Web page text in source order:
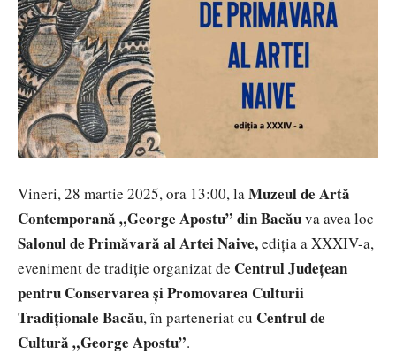
Vineri, 28 martie 2025, ora 13:00, laMuzeul de Artă
Contemporană „George Apostu” din Bacăuva avea loc
Salonul de Primăvară al Artei Naive,ediția a XXXIV-a,
eveniment de tradiție organizat de Centrul Județean
pentru Conservarea și Promovarea Culturii
Tradiționale Bacău, în parteneriat cu Centrul de
Cultură „George Apostu”.